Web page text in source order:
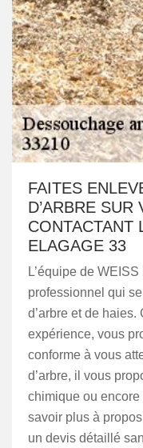
FAITES
D’ARBRE
CONTACTANT
ELAGAGE 33
L’équipe de
professionnel qui
d’arbre et de haies.
expérience, vous
conforme à vous
d’arbre, il vous
chimique ou
savoir plus à
un devis détaillé